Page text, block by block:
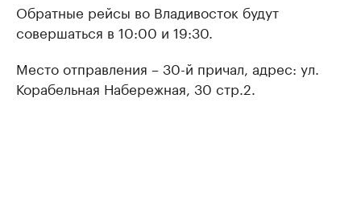
Обратные рейсы во Владивосток будут
совершаться в 10:00 и 19:30.
Место отправления – 30-й причал, адрес: ул.
Корабельная Набережная, 30 стр.2.